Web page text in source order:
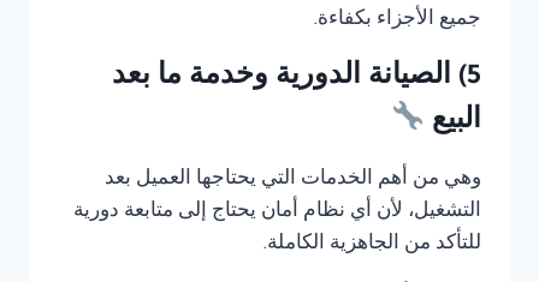
جميع الأجزاء بكفاءة.
5) الصيانة الدورية وخدمة ما بعد
البيع
وهي من أهم الخدمات التي يحتاجها العميل بعد
التشغيل، لأن أي نظام أمان يحتاج إلى متابعة دورية
للتأكد من الجاهزية الكاملة.